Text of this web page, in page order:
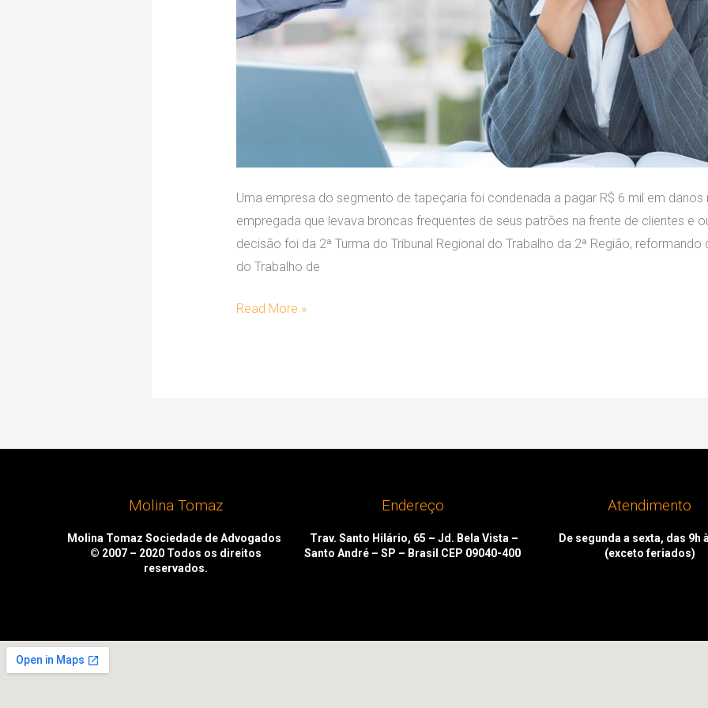
Uma empresa do segmento de tapeçaria foi condenada a pagar R$ 6 mil em danos
empregada que levava broncas frequentes de seus patrões na frente de clientes e
decisão foi da 2ª Turma do Tribunal Regional do Trabalho da 2ª Região, reformando
do Trabalho de
Read More »
Molina Tomaz
Molina Tomaz Sociedade de Advogados
© 2007 – 2020 Todos os direitos
reservados.
Endereço
Trav. Santo Hilário, 65 – Jd. Bela Vista –
Santo André – SP – Brasil CEP 09040-400
Atendimento
De segunda a sexta, das 9h
(exceto feriados)